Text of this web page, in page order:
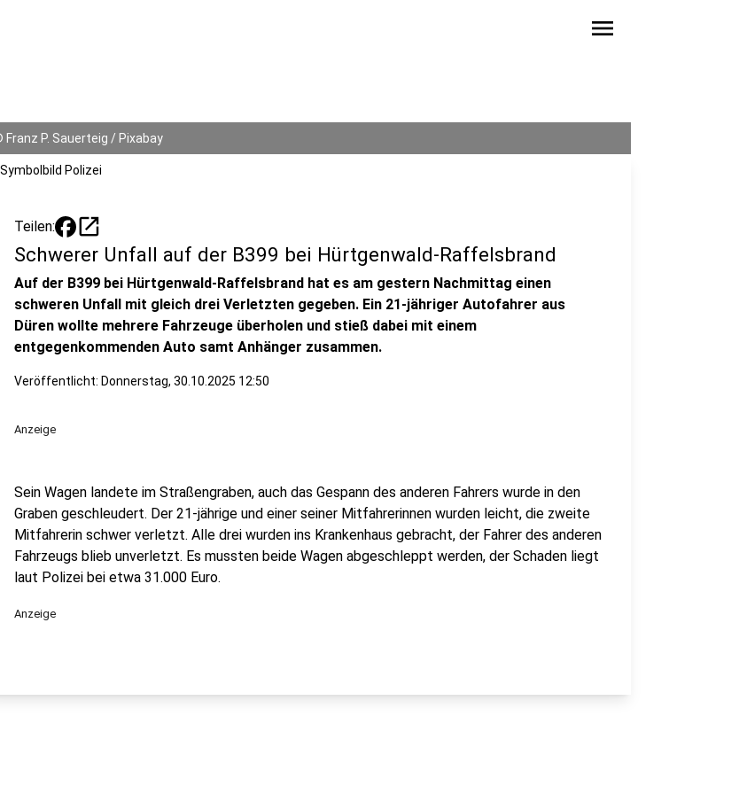
menu
Franz P. Sauerteig / Pixabay
Symbolbild Polizei
Teilen: open_in_new
Schwerer Unfall auf der B399 bei Hürtgenwald-Raffelsbrand
Auf der B399 bei Hürtgenwald-Raffelsbrand hat es am gestern Nachmittag einen
schweren Unfall mit gleich drei Verletzten gegeben. Ein 21-jähriger Autofahrer aus
Düren wollte mehrere Fahrzeuge überholen und stieß dabei mit einem
entgegenkommenden Auto samt Anhänger zusammen.
Veröffentlicht: Donnerstag, 30.10.2025 12:50
Anzeige
Sein Wagen landete im Straßengraben, auch das Gespann des anderen Fahrers wurde in den
Graben geschleudert. Der 21-jährige und einer seiner Mitfahrerinnen wurden leicht, die zweite
Mitfahrerin schwer verletzt. Alle drei wurden ins Krankenhaus gebracht, der Fahrer des anderen
Fahrzeugs blieb unverletzt. Es mussten beide Wagen abgeschleppt werden, der Schaden liegt
laut Polizei bei etwa 31.000 Euro.
Anzeige